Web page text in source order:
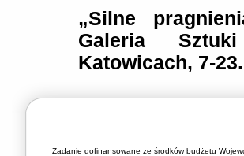
„Silne
Galeria
Katowicach, 7-
Zadanie dofinansowane ze środków budżetu